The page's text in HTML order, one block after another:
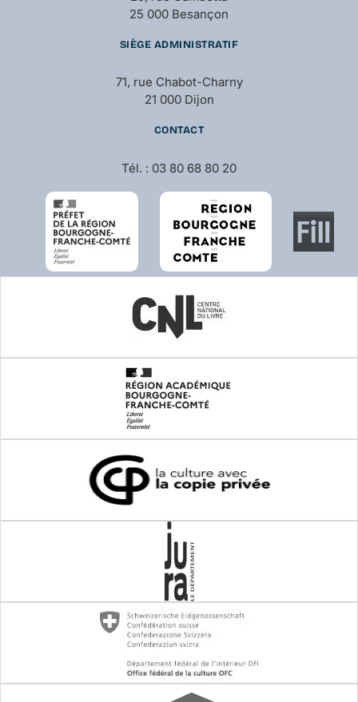
25 000 Besançon
SIÈGE ADMINISTRATIF
71, rue Chabot-Charny
21 000 Dijon
CONTACT
Tél. : 03 80 68 80 20